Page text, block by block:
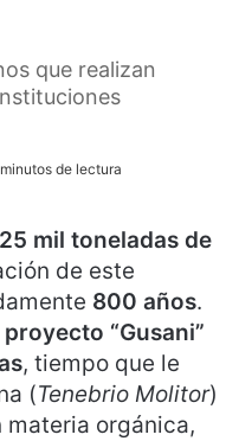
que realizan
de lectura
mil toneladas de
de este
800 años.
proyecto “Gusani”
, tiempo que le
(Tenebrio Molitor)
orgánica,